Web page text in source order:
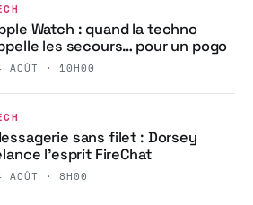
Watch : quand la techno
les secours… pour un pogo
AOÛT · 10H00
sans filet : Dorsey
l’esprit FireChat
AOÛT · 8H00